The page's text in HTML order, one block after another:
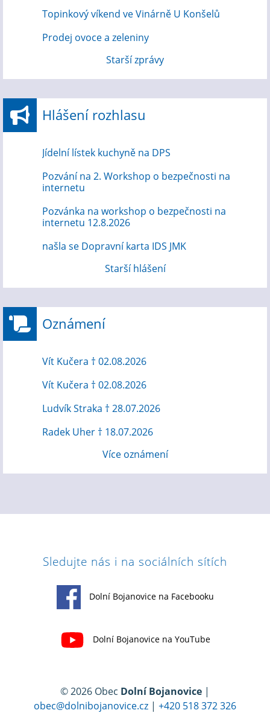
Topinkový víkend ve Vinárně U Konšelů
Prodej ovoce a zeleniny
Starší zprávy
Hlášení rozhlasu
Jídelní lístek kuchyně na DPS
Pozvání na 2. Workshop o bezpečnosti na
internetu
Pozvánka na workshop o bezpečnosti na
internetu 12.8.2026
našla se Dopravní karta IDS JMK
Starší hlášení
Oznámení
Vít Kučera † 02.08.2026
Vít Kučera † 02.08.2026
Ludvík Straka † 28.07.2026
Radek Uher † 18.07.2026
Více oznámení
Sledujte nás i na sociálních sítích
Dolní Bojanovice na Facebooku
Dolní Bojanovice na YouTube
© 2026 Obec Dolní Bojanovice |
obec@dolnibojanovice.cz | +420 518 372 326